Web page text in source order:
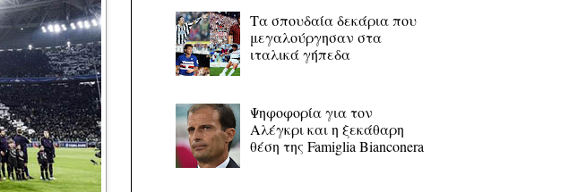
Τα σπουδαία δεκάρια που
μεγαλούργησαν στα
ιταλικά γήπεδα
Ψηφοφορία για τον
Αλέγκρι και η ξεκάθαρη
θέση της Famiglia Bianconera